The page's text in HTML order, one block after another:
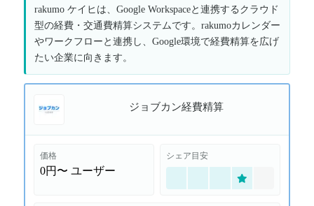
rakumo ケイヒは、Google Workspaceと連携するクラウド
型の経費・交通費精算システムです。rakumoカレンダー
やワークフローと連携し、Google環境で経費精算を広げ
たい企業に向きます。
ジョブカン経費精算
価格
0円〜 ユーザー
シェア目安